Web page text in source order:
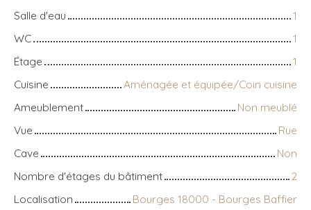
Salle d'eau
1
WC
1
Étage
1
Cuisine
Aménagée et équipée/Coin cuisine
Ameublement
Non meublé
Vue
Rue
Cave
Non
Nombre d'étages du bâtiment
2
Localisation
Bourges 18000 - Bourges Baffier